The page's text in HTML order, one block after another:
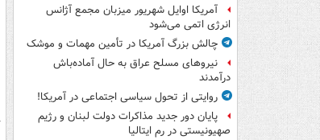
آمریکا اوایل شهریور میزبان مجمع آژانس
انرژی اتمی می‌شود
چالش بزرگ آمریکا در تأمین مهمات و موشک
نیروهای مسلح عراق به حال آماده‌باش
درآمدند
روایتی از تحول سیاسی اجتماعی در آمریکا!
پایان دور جدید مذاکرات دولت لبنان و رژیم
صهیونیستی در رم ایتالیا